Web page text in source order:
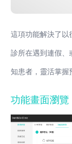
這項功能解決了以
診所在遇到連假、
知患者，靈活掌握
功能畫面瀏覽